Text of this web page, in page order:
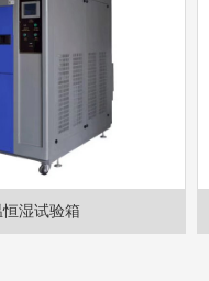
湿试验箱